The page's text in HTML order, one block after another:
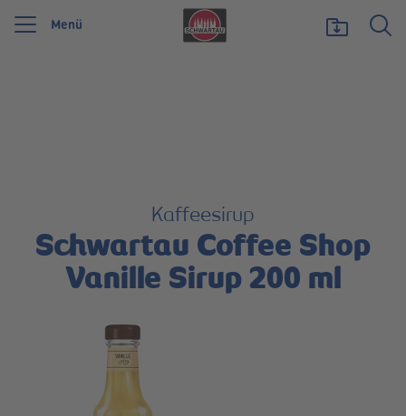
Wir feiern 125 Jahre Schwartauer Werke. Wir möchten etwas zurückgeben und
Menü
Kaffeesirup
Schwartau Coffee Shop
Vanille Sirup 200 ml